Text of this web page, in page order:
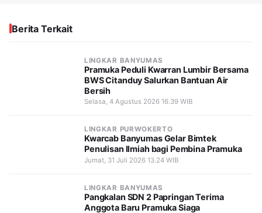
Berita Terkait
LINGKAR BANYUMAS
Pramuka Peduli Kwarran Lumbir Bersama
BWS Citanduy Salurkan Bantuan Air
Bersih
Selasa, 4 Agustus 2026 16.39 WIB
LINGKAR PURWOKERTO
Kwarcab Banyumas Gelar Bimtek
Penulisan Ilmiah bagi Pembina Pramuka
Jumat, 31 Juli 2026 13.24 WIB
LINGKAR BANYUMAS
Pangkalan SDN 2 Papringan Terima
Anggota Baru Pramuka Siaga